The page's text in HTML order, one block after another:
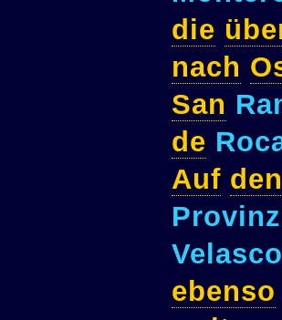
die
nach
San
de
Auf den
Velasco
ebenso